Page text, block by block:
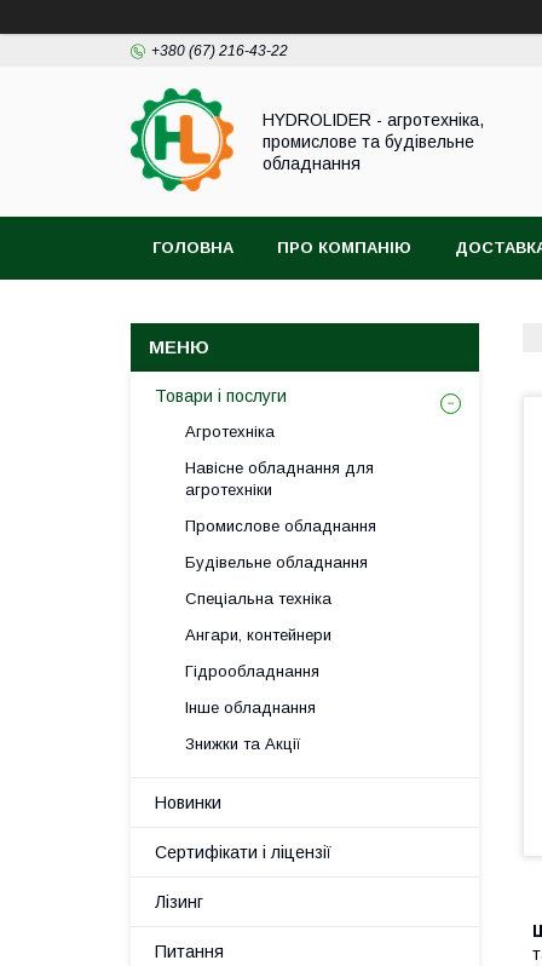
+380 (67) 216-43-22
HYDROLIDER - агротехніка,
промислове та будівельне
обладнання
ГОЛОВНА ПРО КОМПАНІЮ
Товари і послуги
Агротехніка
Навісне обладнання для
агротехніки
Промислове обладнання
Будівельне обладнання
Спеціальна техніка
Ангари, контейнери
Гідрообладнання
Інше обладнання
Знижки та Акції
Новинки
Сертифікати і ліцензії
Лізинг
Питання